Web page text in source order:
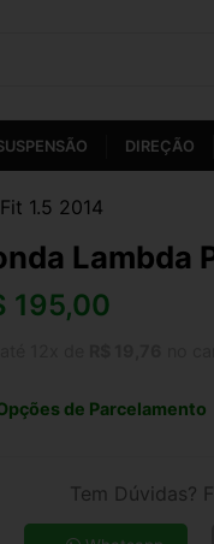
DIREÇÃO
1.5 2014
Lambda
195,00
de Parcelamento
Tem Dúvidas?